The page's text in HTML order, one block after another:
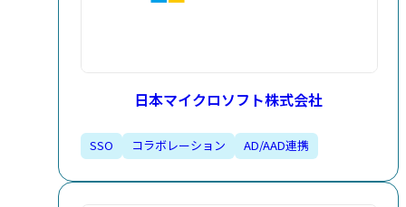
日本マイクロソフト株式会社
SSO コラボレーション AD/AAD連携​